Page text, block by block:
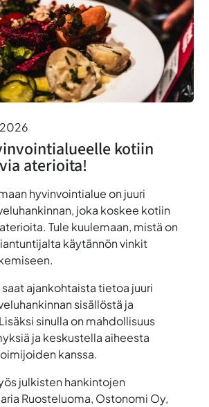
kotiin
aterioita!
hyvinvointialue on juuri
joka koskee kotiin
Tule kuulemaan, mistä on
käytännön vinkit
ajankohtaista tietoa juuri
sisällöstä ja
sinulla on mahdollisuus
ja keskustella aiheesta
kanssa.
julkisten hankintojen
Ruosteluoma, Ostonomi Oy,